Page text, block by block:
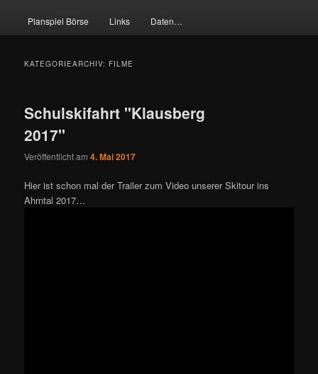
Planspiel Börse Links Daten…
KATEGORIEARCHIV: FILME
Schulskifahrt "Klausberg
2017"
Veröffentlicht am4. Mai 2017
Hier ist schon mal der Trailer zum Video unserer Skitour ins
Ahrntal 2017…